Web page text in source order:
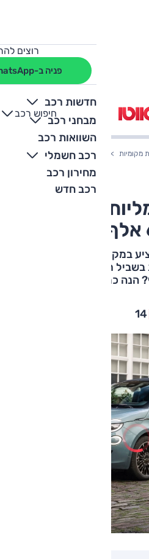
רוצים
פניה ב-WhatsApp
חדשות רכב
מבחני רכב
השוואות רכב
רכב חשמלי
מחירון רכב
רכב חדש
חיפוש רכב
+
-
מקומיות חשמליות משומשות עד 60 אלף שקלים
שישאירו
במקרה של חשמלית בתקציב
רכב שני ירוק שיכול
הנה כמה אפשרויות
14